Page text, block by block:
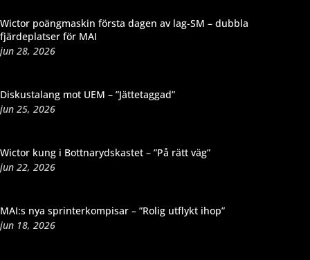
Wictor poängmaskin första dagen av lag-SM – dubbla
fjärdeplatser för MAI
jun 28, 2026
Diskustalang mot UEM – ”Jättetaggad”
jun 25, 2026
Wictor kung i Bottnarydskastet – ”På rätt väg”
jun 22, 2026
MAI:s nya sprinterkompisar – ”Rolig utflykt ihop”
jun 18, 2026